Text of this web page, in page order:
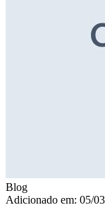
Blog
Adicionado em: 05/